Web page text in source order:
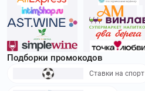
Подборки промокодов
Ставки на спорт